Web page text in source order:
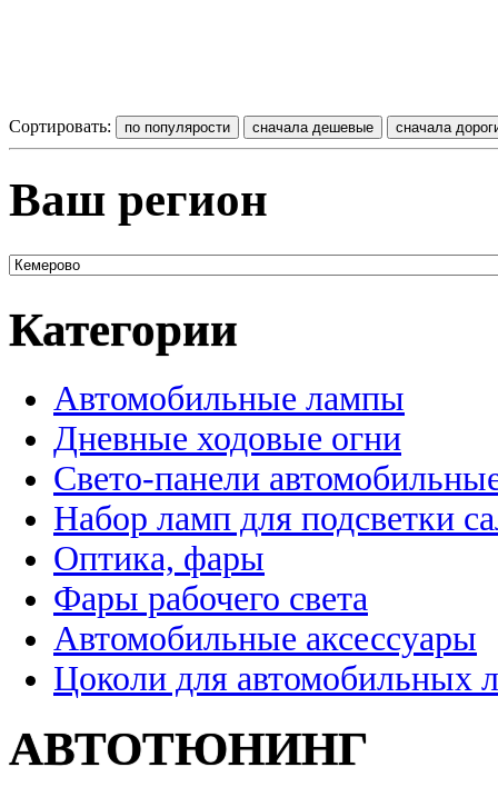
Сортировать:
Ваш регион
Категории
Автомобильные лампы
Дневные ходовые огни
Свето-панели
Набор ламп для подсветки
Оптика, фары
Фары рабочего света
Автомобильные аксессуары
Цоколи для автомобильных
АВТОТЮНИНГ